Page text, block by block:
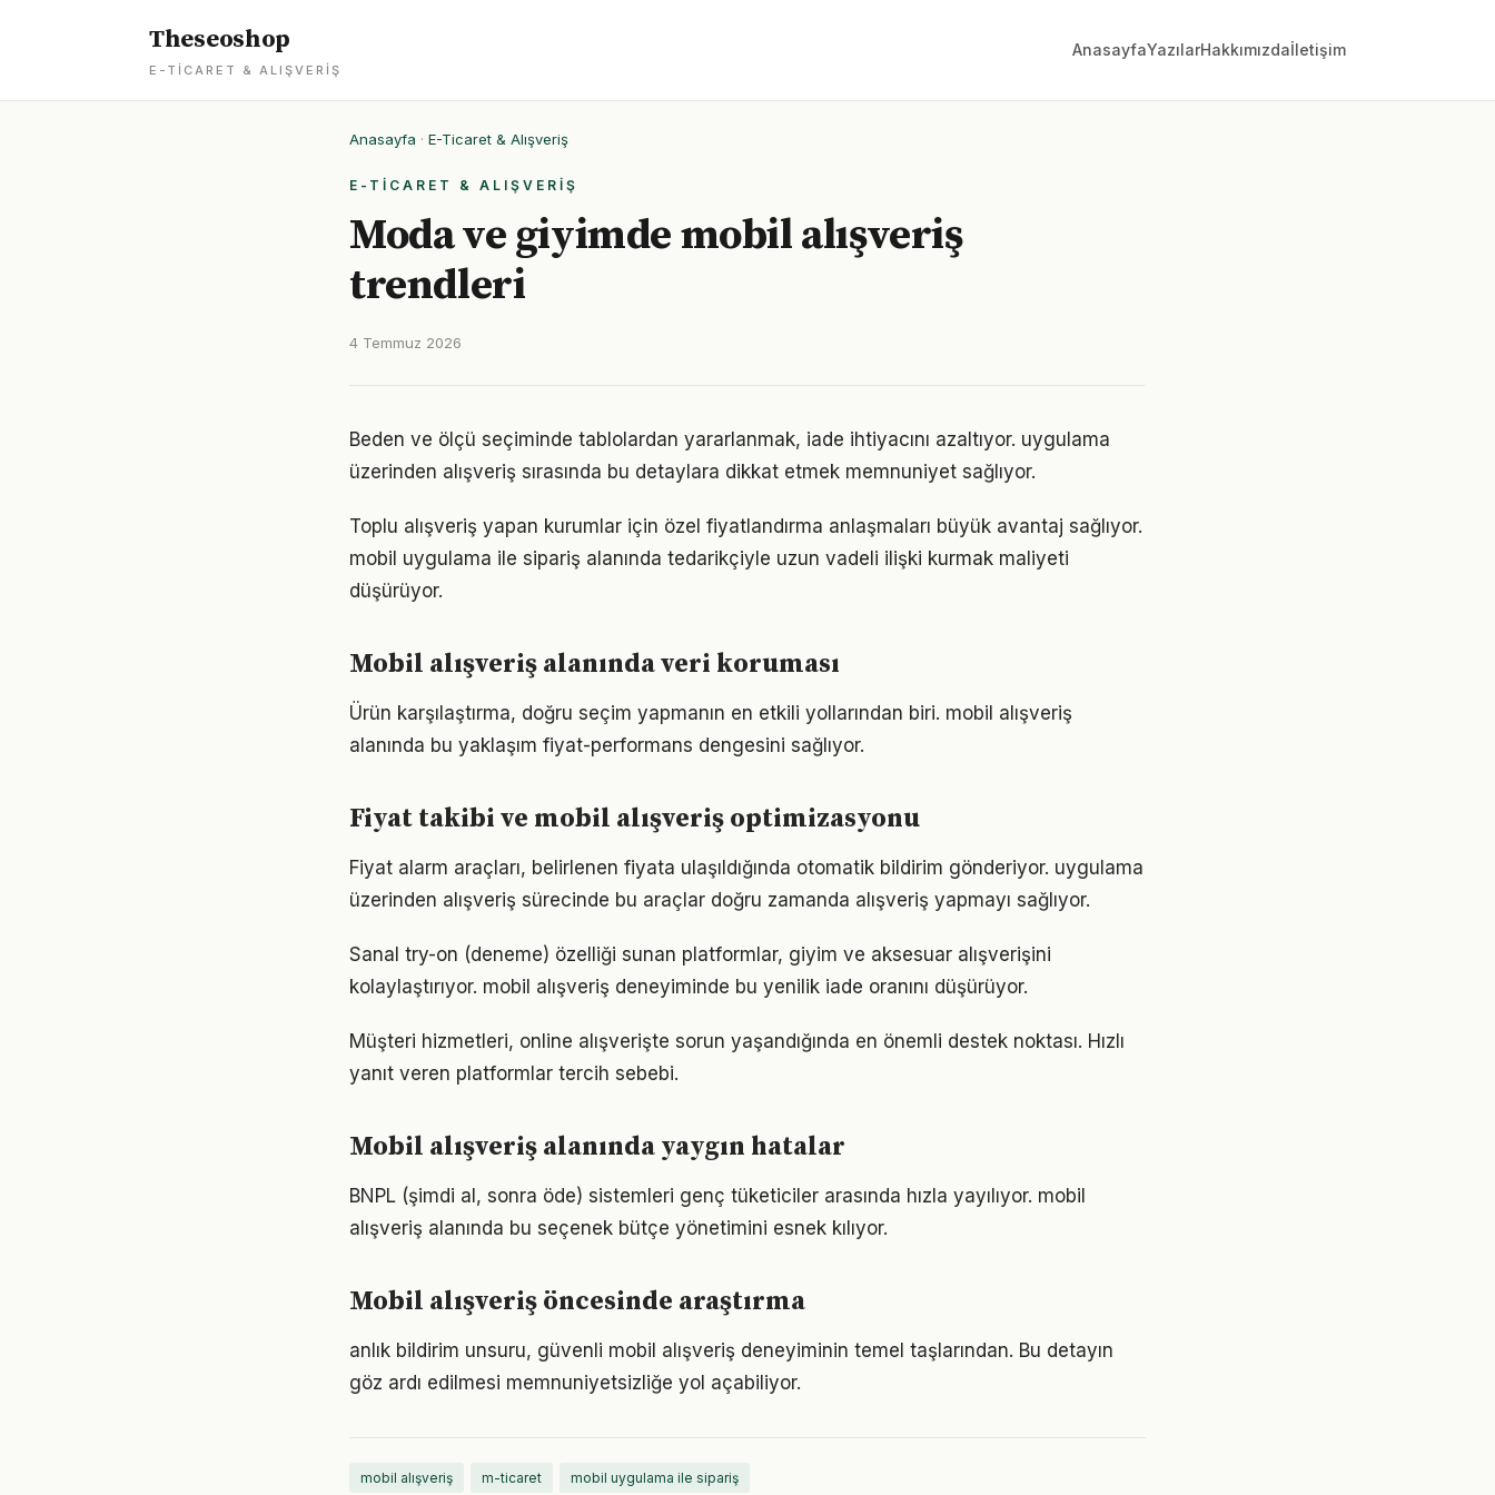
Theseoshop
E-TICARET & ALIŞVERIŞ
AnasayfaYazılarHakkımızdaİletişim
Anasayfa · E-Ticaret & Alışveriş
E-TICARET & ALIŞVERIŞ
Moda ve giyimde mobil alışveriş
trendleri
4 Temmuz 2026
Beden ve ölçü seçiminde tablolardan yararlanmak, iade ihtiyacını azaltıyor. uygulama
üzerinden alışveriş sırasında bu detaylara dikkat etmek memnuniyet sağlıyor.
Toplu alışveriş yapan kurumlar için özel fiyatlandırma anlaşmaları büyük avantaj sağlıyor.
mobil uygulama ile sipariş alanında tedarikçiyle uzun vadeli ilişki kurmak maliyeti
düşürüyor.
Mobil alışveriş alanında veri koruması
Ürün karşılaştırma, doğru seçim yapmanın en etkili yollarından biri. mobil alışveriş
alanında bu yaklaşım fiyat-performans dengesini sağlıyor.
Fiyat takibi ve mobil alışveriş optimizasyonu
Fiyat alarm araçları, belirlenen fiyata ulaşıldığında otomatik bildirim gönderiyor. uygulama
üzerinden alışveriş sürecinde bu araçlar doğru zamanda alışveriş yapmayı sağlıyor.
Sanal try-on (deneme) özelliği sunan platformlar, giyim ve aksesuar alışverişini
kolaylaştırıyor. mobil alışveriş deneyiminde bu yenilik iade oranını düşürüyor.
Müşteri hizmetleri, online alışverişte sorun yaşandığında en önemli destek noktası. Hızlı
yanıt veren platformlar tercih sebebi.
Mobil alışveriş alanında yaygın hatalar
BNPL (şimdi al, sonra öde) sistemleri genç tüketiciler arasında hızla yayılıyor. mobil
alışveriş alanında bu seçenek bütçe yönetimini esnek kılıyor.
Mobil alışveriş öncesinde araştırma
anlık bildirim unsuru, güvenli mobil alışveriş deneyiminin temel taşlarından. Bu detayın
göz ardı edilmesi memnuniyetsizliğe yol açabiliyor.
mobil alışveriş m-ticaret mobil uygulama ile sipariş